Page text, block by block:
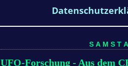
UFO-Forschung - Aus dem